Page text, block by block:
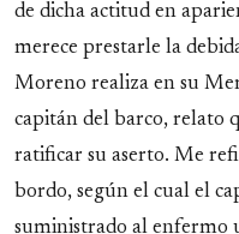
de dicha actitud en
merece prestarle la
Moreno realiza en su
capitán del barco, relato
ratificar su aserto. Me
bordo, según el cual el
suministrado al enfermo